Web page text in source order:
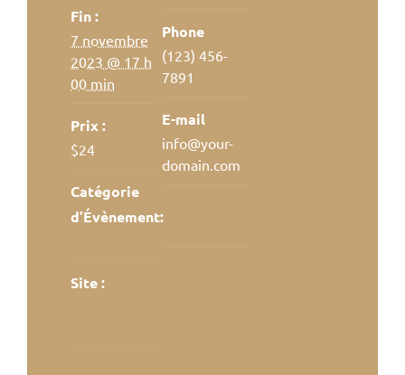
Fin :
7 novembre
2023 @ 17 h
00 min
Prix :
$24
Catégorie
d’Évènement:
Site :
Phone
(123) 456-
7891
E-mail
info@your-
domain.com
Organisateur